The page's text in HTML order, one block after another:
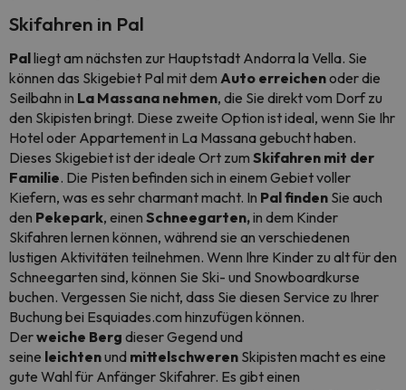
Skifahren in Pal
Palliegt am nächsten zur Hauptstadt Andorra la Vella. Sie
können das Skigebiet Pal mit dem Auto erreichenoder die
Seilbahn in La Massana nehmen, die Sie direkt vom Dorf zu
den Skipisten bringt. Diese zweite Option ist ideal, wenn Sie Ihr
Hotel oder Appartement in La Massana gebucht haben.
Dieses Skigebiet ist der ideale Ort zum Skifahren mit der
Familie. Die Pisten befinden sich in einem Gebiet voller
Kiefern, was es sehr charmant macht. In Pal finden Sie auch
den Pekepark, einen Schneegarten,in dem Kinder
Skifahren lernen können, während sie an verschiedenen
lustigen Aktivitäten teilnehmen. Wenn Ihre Kinder zu alt für den
Schneegarten sind, können Sie Ski- und Snowboardkurse
buchen. Vergessen Sie nicht, dass Sie diesen Service zu Ihrer
Buchung bei Esquiades.com hinzufügen können.
Derweiche Berg dieser Gegend und
seine leichtenund mittelschweren Skipisten macht es eine
gute Wahl für Anfänger Skifahrer. Es gibt einen